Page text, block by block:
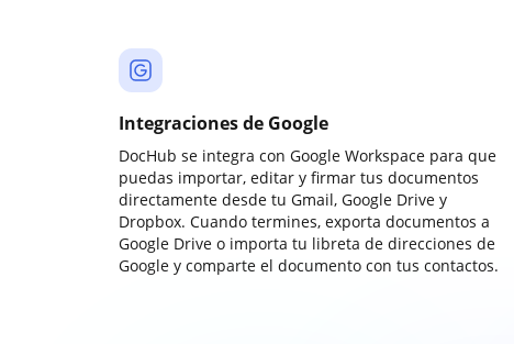
Integraciones de Google
DocHub se integra con Google Workspace para que
puedas importar, editar y firmar tus documentos
directamente desde tu Gmail, Google Drive y
Dropbox. Cuando termines, exporta documentos a
Google Drive o importa tu libreta de direcciones de
Google y comparte el documento con tus contactos.